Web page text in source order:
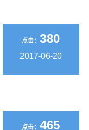
点击：380
2017-06-20
点击：465